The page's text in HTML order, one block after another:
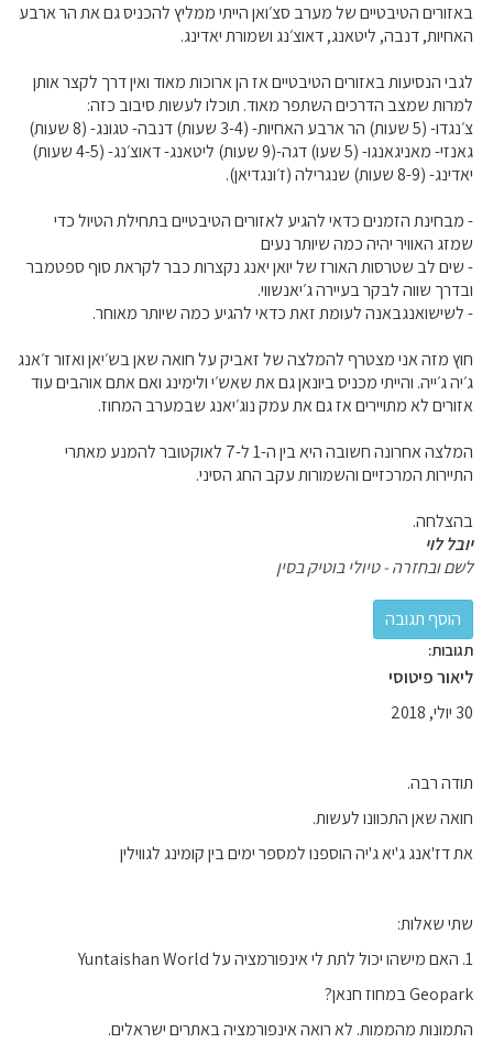
באזורים הטיבטיים של מערב סצ׳ואן הייתי ממליץ להכניס גם את הר ארבע
האחיות, דנבה, ליטאנג, דאוצ׳נג ושמורת יאדינג.
לגבי הנסיעות באזורים הטיבטיים אז הן ארוכות מאוד ואין דרך לקצר אותן
למרות שמצב הדרכים השתפר מאוד. תוכלו לעשות סיבוב כזה:
צ׳נגדו- (5 שעות) הר ארבע האחיות- (3-4 שעות) דנבה- טגונג- (8 שעות)
גאנזי- מאניגאנגו- (5 שעו) דגה-(9 שעות) ליטאנג- דאוצ׳נג- (4-5 שעות)
יאדינג- (8-9 שעות) שנגרילה (ז׳ונגדיאן).
- מבחינת הזמנים כדאי להגיע לאזורים הטיבטיים בתחילת הטיול כדי
שמזג האוויר יהיה כמה שיותר נעים
- שים לב שטרסות האורז של יואן יאנג נקצרות כבר לקראת סוף ספטמבר
ובדרך שווה לבקר בעיירה ג׳יאנשווי.
- לשישואנגבאנה לעומת זאת כדאי להגיע כמה שיותר מאוחר.
חוץ מזה אני מצטרף להמלצה של זאביק על חואה שאן בש׳יאן ואזור ז׳אנג
ג׳יה ג׳ייה. והייתי מכניס ביונאן גם את שאש׳י ולימינג ואם אתם אוהבים עוד
אזורים לא מתויירים אז גם את עמק נוג׳יאנג שבמערב המחוז.
המלצה אחרונה חשובה היא בין ה-1 ל-7 לאוקטובר להמנע מאתרי
התיירות המרכזיים והשמורות עקב החג הסיני.
בהצלחה.
יובל לוי
לשם ובחזרה - טיולי בוטיק בסין
תגובות:
ליאור פיטוסי
30 יולי, 2018
תודה רבה.
חואה שאן התכוונו לעשות.
את דז'אנג ג'יא ג'יה הוספנו למספר ימים בין קומינג לגווילין
שתי שאלות:
1. האם מישהו יכול לתת לי אינפורמציה על Yuntaishan World
Geopark במחוז חנאן?
התמונות מהממות. לא רואה אינפורמציה באתרים ישראלים.